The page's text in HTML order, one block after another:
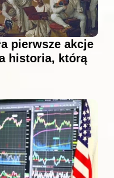
pierwsze akcje
historia, którą